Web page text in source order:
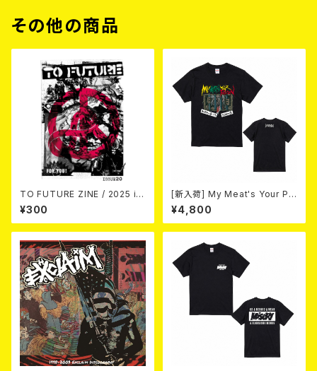
その他の商品
TO FUTURE ZINE / 2025 is
sue 20 (zine)
¥300
[新入荷] My Meat's Your Po
ison -あんたにゃ毒でもオイラ
にゃ薬- / BLACK T-shirt (XX
L & XXXL)
¥4,800